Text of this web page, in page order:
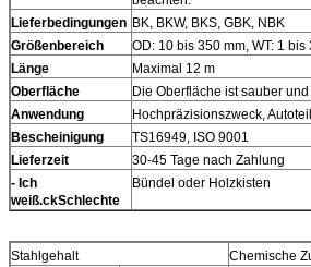
Lieferbedingungen BK, BKW, BKS, GBK, NBK
Größenbereich
OD: 10 bis 350 mm, WT: 1 bis
Länge
Maximal 12 m
Oberfläche
Die Oberfläche ist sauber
Anwendung
Hochpräzisionszweck,
Bescheinigung
TS16949, ISO 9001
Lieferzeit
30-45 Tage nach Zahlung
- Ich
weiß.ckSchlechte
Bündel oder Holzkisten
Stahlgehalt
Chemische